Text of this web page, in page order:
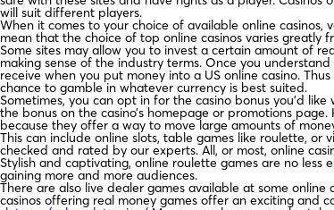
will suit different players.
When it comes to your choice of available online
mean that the choice of top online casinos varies greatly
Some sites may allow you to invest a certain amount of
making sense of the industry terms. Once you
receive when you put money into a US online casino.
chance to gamble in whatever currency is best suited.
Sometimes, you can opt in for the casino bonus you’d
the bonus on the casino’s homepage or promotions
because they offer a way to move large amounts of
This can include online slots, table games like roulette, or
checked and rated by our experts. All, or most, online
Stylish and captivating, online roulette games are no
gaining more and more audiences.
There are also live dealer games available at some
casinos offering real money games offer an exciting and